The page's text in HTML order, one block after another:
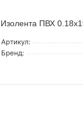
Изолента ПВХ
Артикул:
Бренд: